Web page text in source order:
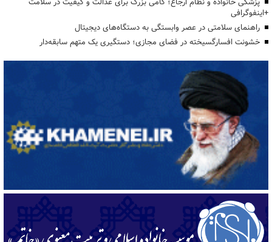
+اینفوگرافی
راهنمای سلامتی در عصر وابستگی به دستگاه‌های دیجیتال
خشونت افسارگسیخته در فضای مجازی؛ دستگیری یک متهم سابقه‌دار